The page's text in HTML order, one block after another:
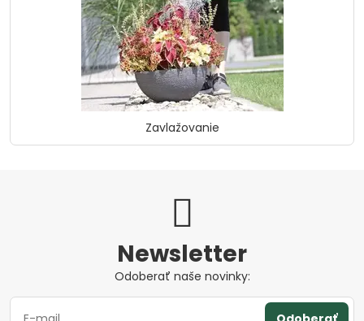
Zavlažovanie
Newsletter
Odoberať naše novinky: